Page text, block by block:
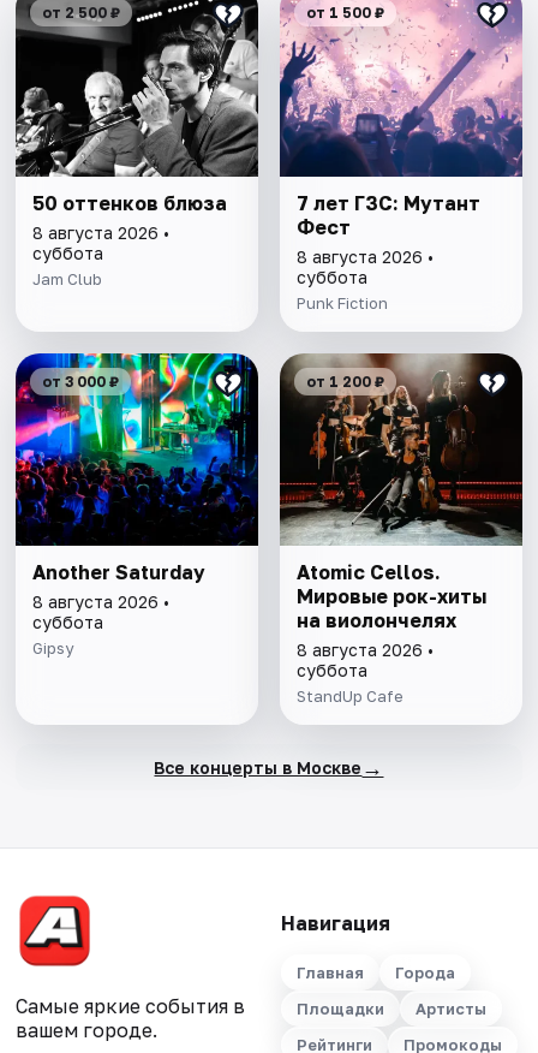
от 2 500 ₽
50 оттенков блюза
8 августа 2026 •
суббота
Jam Club
от 1 500 ₽
7 лет ГЗС: Мутант
Фест
8 августа 2026 •
суббота
Punk Fiction
от 3 000 ₽
Another Saturday
8 августа 2026 •
суббота
Gipsy
от 1 200 ₽
Atomic Cellos.
Мировые рок-хиты
на виолончелях
8 августа 2026 •
суббота
StandUp Cafe
Все концерты в Москве →
Самые яркие события в
вашем городе.
Навигация
Главная
Города
Площадки
Артисты
Рейтинги
Промокоды